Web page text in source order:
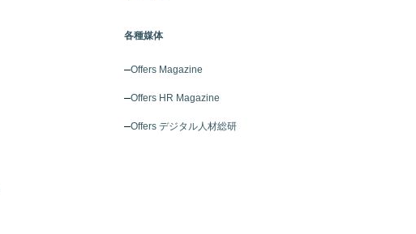
各種媒体
Offers Magazine
Offers HR Magazine
Offers デジタル人材総研